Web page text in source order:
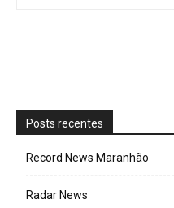
Posts recentes
Record News Maranhão
Radar News